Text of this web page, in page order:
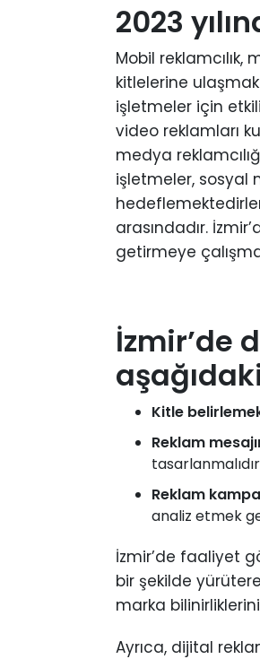
2023
Mobil reklamcılık,
kitlelerine
işletmeler için
video reklamları
medya
işletmeler, sosyal
arasındadır.
getirmeye
İzmir’de
Kitle
Reklam
Reklam
analiz etmek
İzmir’de faaliyet
bir şekilde
marka
Ayrıca, dijital